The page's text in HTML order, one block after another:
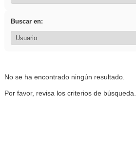
Buscar en:
No se ha encontrado ningún resultado.
Por favor, revisa los criterios de búsqueda.